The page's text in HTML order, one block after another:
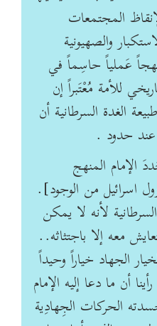
المجتمعات
والصهيونية
عَملياً حاسِماً في
للأمة مُعْتَبراً إن
الغدة السرطانية أن
حدود .
الإمام المنهج
اسرائيل من الوجود].
لأنه لا يمكن
معه إلا باجتثاثه..
الجهاد خياراً وحيداً
أن ما دعا إليه الإمام
الحركات الجِهادِية